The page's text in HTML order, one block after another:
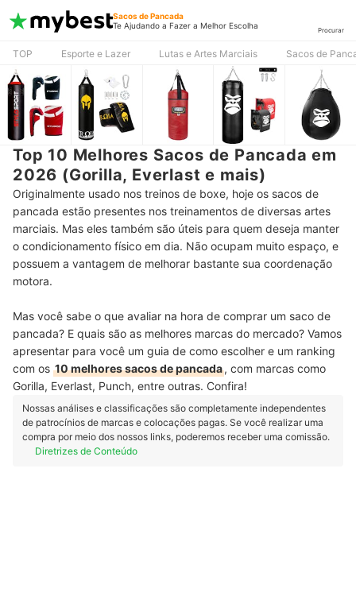
Sacos de Pancada
Te Ajudando a Fazer a Melhor Escolha
Procurar
TOP Esporte e Lazer Lutas e Artes Marciais Sacos de
Top 10 Melhores Sacos de Pancada em
2026 (Gorilla, Everlast e mais)
Originalmente usado nos treinos de boxe, hoje os sacos de
pancada estão presentes nos treinamentos de diversas artes
marciais. Mas eles também são úteis para quem deseja manter
o condicionamento físico em dia. Não ocupam muito espaço, e
possuem a vantagem de melhorar bastante sua coordenação
motora.
Mas você sabe o que avaliar na hora de comprar um saco de
pancada? E quais são as melhores marcas do mercado? Vamos
apresentar para você um guia de como escolher e um ranking
com os 10 melhores sacos de pancada, com marcas como
Gorilla, Everlast, Punch, entre outras. Confira!
Nossas análises e classificações são completamente independentes
de patrocínios de marcas e colocações pagas. Se você realizar uma
compra por meio dos nossos links, poderemos receber uma comissão.
Diretrizes de Conteúdo